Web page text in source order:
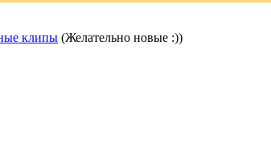
клипы (Желательно новые :))